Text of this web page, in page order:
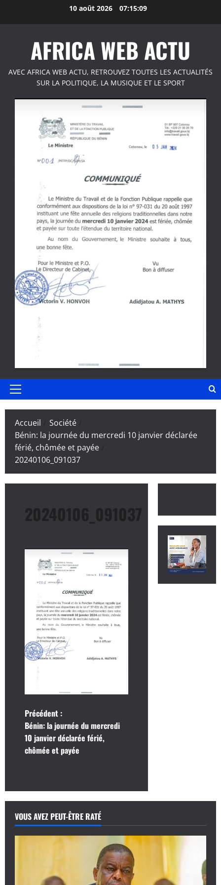
10 août 2026 07:15:10
AFRICA WEB ACTU
AVEC AFRICA WEB ACTU, RETROUVEZ TOUTES LES ACTUALITÉS
SUR LA POLITIQUE, LA MUSIQUE ET LE SPORT
Menu
Accueil
Société
Bénin: la journée du mercredi 10 janvier déclarée
férié, chômée et payée
20240106_091037
20240106_091037
N
a
v
g
a
t
Précédent :
Bénin: la journée du mercredi
10 janvier déclarée férié,
chômée et payée
VOUS AVEZ PEUT-ÊTRE RATÉ